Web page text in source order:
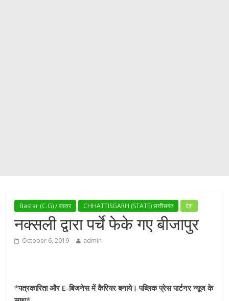
Bastar (C.G) / बस्तर CHHATTISGARH (STATE) छत्तीसगढ़ देश
नक्सली द्वारा पर्चे फेके गए बीजापुर
October 6, 2019 admin
*पत्रकारिता और E-बिजनेस में कैरियर बनाये। पब्लिक प्रेस पार्टनर न्यूज के